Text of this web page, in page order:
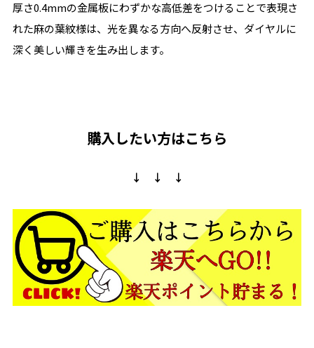
厚さ0.4mmの金属板にわずかな高低差をつけることで表現さ
れた麻の葉紋様は、光を異なる方向へ反射させ、ダイヤルに
深く美しい輝きを生み出します。
購入したい方はこちら
↓ ↓ ↓